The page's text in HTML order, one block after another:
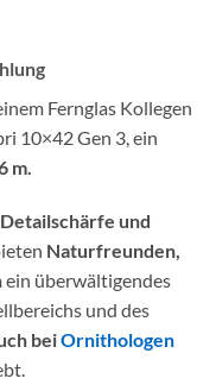
Fernglas Kollegen
10×42 Gen 3, ein
m.
und
Naturfreunden,
ein überwältigendes
und des
beiOrnithologen